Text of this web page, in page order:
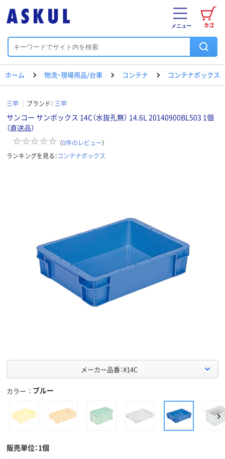
カゴ
メニュー
ホーム 物流・現場用品/台車 コンテナ コンテナボックス
三甲 ブランド： 三甲
サンコー サンボックス 14C（水抜孔無） 14.6L 20140900BL503 1個
（直送品）
（0件のレビュー）
ランキングを見る：コンテナボックス
メーカー品番：#14C
カラー ブルー
販売単位：1個